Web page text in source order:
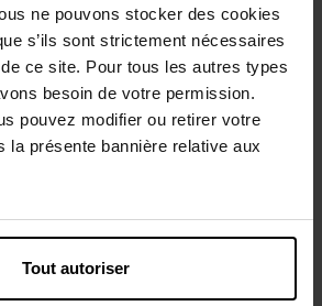
ne pouvons stocker des cookies
s’ils sont strictement nécessaires
ce site. Pour tous les autres types
besoin de votre permission.
pouvez modifier ou retirer votre
la présente bannière relative aux
Tout autoriser
aimerez peut-être